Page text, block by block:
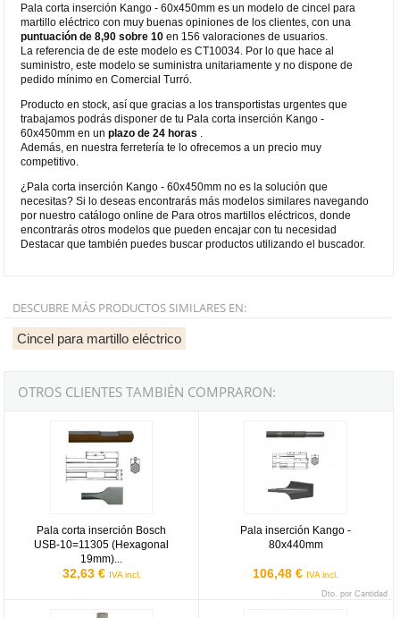
Pala corta inserción Kango - 60x450mm es un modelo de cincel para
martillo eléctrico con muy buenas opiniones de los clientes, con una
puntuación de 8,90 sobre 10 en 156 valoraciones de usuarios.
La referencia de de este modelo es CT10034. Por lo que hace al
suministro, este modelo se suministra unitariamente y no dispone de
pedido mínimo en Comercial Turró.
Producto en stock, así que gracias a los transportistas urgentes que
trabajamos podrás disponer de tu Pala corta inserción Kango -
60x450mm en unplazo de 24 horas
Además, en nuestra ferretería te lo ofrecemos a un precio muy
competitivo.
¿Pala corta inserción Kango - 60x450mm no es la solución que
necesitas? Si lo deseas encontrarás más modelos similares navegando
por nuestro catálogo online de Para otros martillos eléctricos, donde
encontrarás otros modelos que pueden encajar con tu necesidad
Destacar que también puedes buscar productos utilizando el buscador.
DESCUBRE MÁS PRODUCTOS SIMILARES EN:
Cincel para martillo eléctrico
OTROS CLIENTES TAMBIÉN COMPRARON:
Pala corta inserción Bosch
USB-10=11305 (Hexagonal
19mm)...
32,63 € IVA incl.
Pala inserción Kango -
80x440mm
106,48 € IVA incl.
Dto. por Cantidad
Cincel pala de inserción hexagonal de 19mm Bosch - 60x450mm